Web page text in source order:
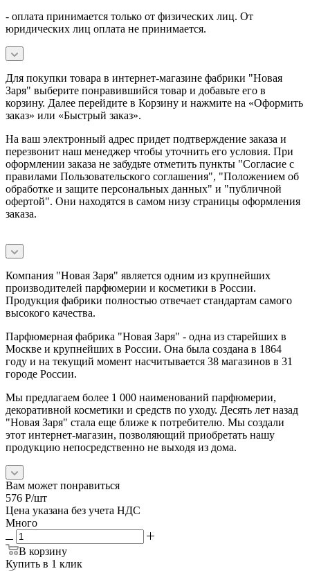
- оплата принимается только от физических лиц. От
юридических лиц оплата не принимается.
Для покупки товара в интернет-магазине фабрики "Новая
Заря" выберите понравившийся товар и добавьте его в
корзину. Далее перейдите в Корзину и нажмите на «Оформить
заказ» или «Быстрый заказ».
На ваш электронный адрес придет подтверждение заказа и
перезвонит наш менеджер чтобы уточнить его условия. При
оформлении заказа не забудьте отметить пункты "Согласие с
правилами Пользовательского соглашения", "Положением об
обработке и защите персональных данных" и "публичной
офертой". Они находятся в самом низу страницы оформления
заказа.
Компания "Новая Заря" является одним из крупнейших
производителей парфюмерии и косметики в России.
Продукция фабрики полностью отвечает стандартам самого
высокого качества.
Парфюмерная фабрика "Новая Заря" - одна из старейших в
Москве и крупнейших в России. Она была создана в 1864
году и на текущий момент насчитывается 38 магазинов в 31
городе России.
Мы предлагаем более 1 000 наименований парфюмерии,
декоративной косметики и средств по уходу. Десять лет назад
"Новая Заря" стала еще ближе к потребителю. Мы создали
этот интернет-магазин, позволяющий приобретать нашу
продукцию непосредственно не выходя из дома.
Вам может понравиться
576 Р/шт
Цена указана без учета НДС
Много
В корзину
Купить в 1 клик